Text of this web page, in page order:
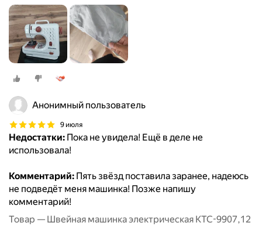
Анонимный пользователь
9 июля
Недостатки: Пока не увидела! Ещё в деле не
использовала!
Комментарий: Пять звёзд поставила заранее, надеюсь
не подведёт меня машинка! Позже напишу
комментарий!
Товар — Швейная машинка электрическая KTC-9907,12